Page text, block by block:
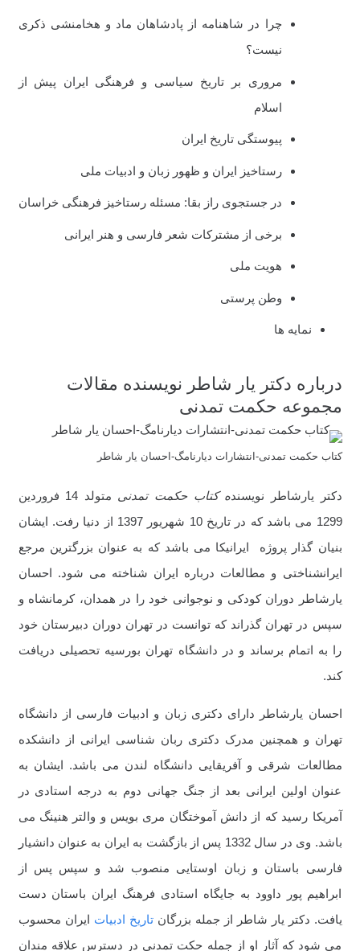
چرا در شاهنامه از پادشاهان ماد و هخامنشی ذکری
نیست؟
مروری بر تاریخ سیاسی و فرهنگی ایران پیش از
اسلام
پیوستگی تاریخ ایران
رستاخیز ایران و ظهور زبان و ادبیات ملی
در جستجوی راز بقا: مسئله رستاخیز فرهنگی خراسان
برخی از مشترکات شعر فارسی و هنر ایرانی
هویت ملی
وطن پرستی
نمایه ها
درباره دکتر یار شاطر نویسنده مقالات
مجموعه حکمت تمدنی
کتاب حکمت تمدنی-انتشارات دیارنامگ-احسان یار شاطر
دکتر یارشاطر نویسنده کتاب حکمت تمدنی
متولد 14 فروردین
1299 می باشد که در تاریخ 10 شهریور 1397 از دنیا رفت. ایشان
بنیان گذار پروژه ایرانیکا می باشد که به عنوان بزرگترین مرجع
ایرانشناختی و مطالعات درباره ایران شناخته می شود. احسان
یارشاطر دوران کودکی و نوجوانی خود را در همدان، کرمانشاه و
سپس در تهران گذراند که توانست در تهران دوران دبیرستان خود
را به اتمام برساند و در دانشگاه تهران بورسیه تحصیلی دریافت
کند.
احسان یارشاطر دارای دکتری زبان و ادبیات فارسی از دانشگاه
تهران و همچنین مدرک دکتری ربان شناسی ایرانی از دانشکده
مطالعات شرقی و آفریقایی دانشگاه لندن می باشد. ایشان به
عنوان اولین ایرانی بعد از جنگ جهانی دوم به درجه استادی در
آمریکا رسید که از دانش آموختگان مری بویس و والتر هنینگ می
باشد. وی در سال 1332 پس از بازگشت به ایران به عنوان دانشیار
فارسی باستان و زبان اوستایی منصوب شد و سپس پس از
ابراهیم پور داوود به جایگاه استادی فرهنگ ایران باستان دست
یافت. دکتر یار شاطر از جمله بزرگانتاریخ ادبیات ایران محسوب
می شود که آثار او از جمله حکت تمدنی در دسترس علاقه مندان